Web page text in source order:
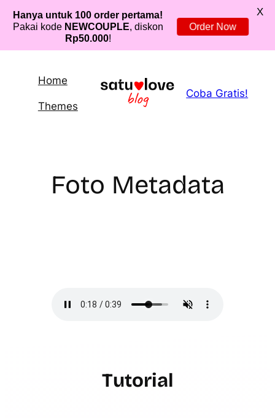
Home
Themes
Coba Gratis!
Foto Metadata
Tutorial
Hanya untuk 100 order pertama!
Pakai kode NEWCOUPLE, diskon
Rp50.000!
Order Now
X